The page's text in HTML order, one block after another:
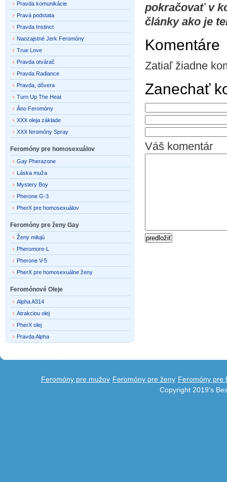
pokračovať v
články ako je
Komentáre
Zatiaľ žiadne
Zanechať
Váš komentár
Pravda komunikácie
Pravá podstata
Pravda Instinct
Naozajstné Jerk Feromóny
True Love
Pravda otvárač
Pravda Radiance
Pravda, dôvera
Turn Up The Heat
Áno Feromóny
XXX oleja základe
XXX feromóny Spray
Feromóny pre homosexuálov
Gay Pherazone
Láska muža
Mystery Boy
Pherone G-3
PherX pre homosexuálov
Feromóny pre ženy Gay
Ženy milujú
Pheromore-L
Pherone V-5
PherX pre homosexuálne ženy
Feromónové Oleje
Alpha A314
Atrakciou olej
PherX olej
Pravda Alpha
Feromóny pre mužov Feromóny pre ženy Feromóny pre
Copyright 2019's